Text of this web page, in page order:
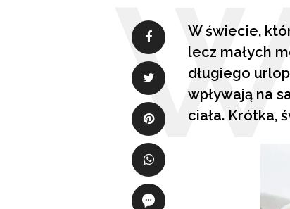
W świecie,
lecz małych
długiego
wpływają na
ciała. Krótka,